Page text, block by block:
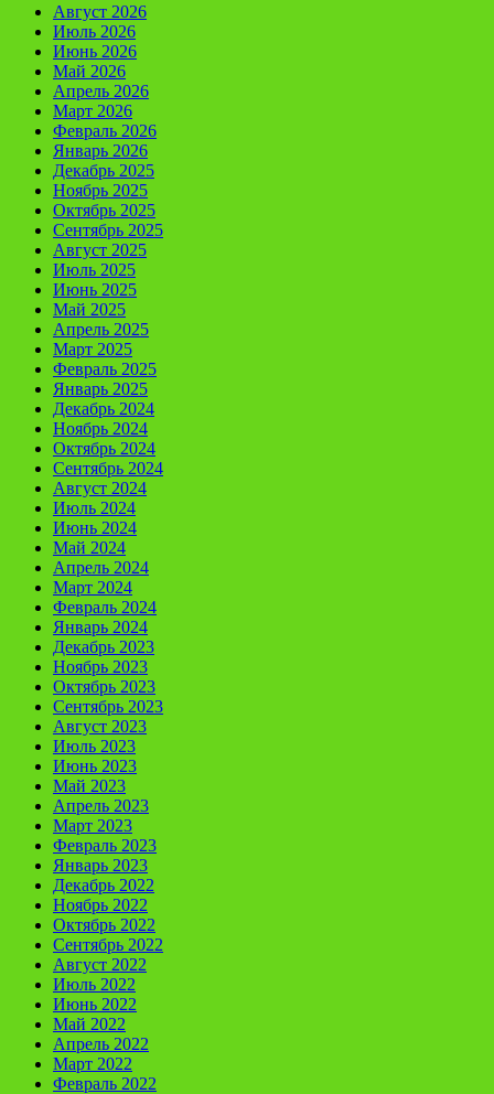
Август 2026
Июль 2026
Июнь 2026
Май 2026
Апрель 2026
Март 2026
Февраль 2026
Январь 2026
Декабрь 2025
Ноябрь 2025
Октябрь 2025
Сентябрь 2025
Август 2025
Июль 2025
Июнь 2025
Май 2025
Апрель 2025
Март 2025
Февраль 2025
Январь 2025
Декабрь 2024
Ноябрь 2024
Октябрь 2024
Сентябрь 2024
Август 2024
Июль 2024
Июнь 2024
Май 2024
Апрель 2024
Март 2024
Февраль 2024
Январь 2024
Декабрь 2023
Ноябрь 2023
Октябрь 2023
Сентябрь 2023
Август 2023
Июль 2023
Июнь 2023
Май 2023
Апрель 2023
Март 2023
Февраль 2023
Январь 2023
Декабрь 2022
Ноябрь 2022
Октябрь 2022
Сентябрь 2022
Август 2022
Июль 2022
Июнь 2022
Май 2022
Апрель 2022
Март 2022
Февраль 2022